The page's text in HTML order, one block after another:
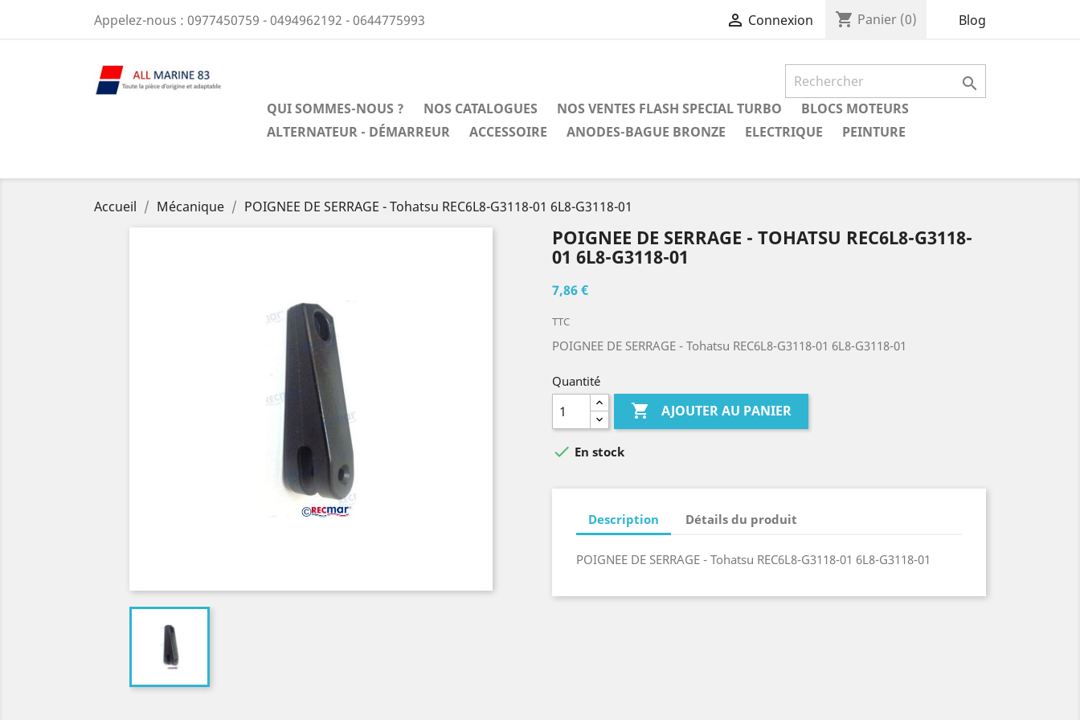
Appelez-nous : 0977450759 - 0494962192 - 0644775993  Connexion shopping_cart Panier (0) Blog

QUI SOMMES-NOUS ? NOS CATALOGUES NOS VENTES FLASH SPECIAL TURBO
BLOCS MOTEURS
ALTERNATEUR - DÉMARREUR
ACCESSOIRE ANODES-BAGUE BRONZE ELECTRIQUE PEINTURE
Accueil Mécanique POIGNEE DE SERRAGE - Tohatsu REC6L8-G3118-01 6L8-G3118-01
POIGNEE DE SERRAGE - TOHATSU REC6L8-G3118-
01 6L8-G3118-01
7,86 €
TTC
POIGNEE DE SERRAGE - Tohatsu REC6L8-G3118-01 6L8-G3118-01
Quantité
 AJOUTER AU PANIER
 En stock
Description Détails du produit
POIGNEE DE SERRAGE - Tohatsu REC6L8-G3118-01 6L8-G3118-01